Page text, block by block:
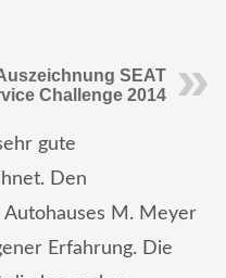
SEAT
Challenge 2014
gute
Den
Autohauses M. Meyer
Erfahrung. Die